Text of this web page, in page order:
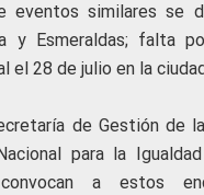
eventos similares se
y Esmeraldas; falta
el 28 de julio en la
de Gestión de
para la
convocan a estos